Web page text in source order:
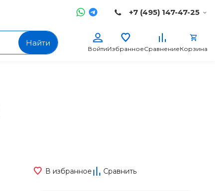
+7 (495) 147-47-25
Найти
ВойтиИзбранноеСравнениеКорзина
В избранное Сравнить